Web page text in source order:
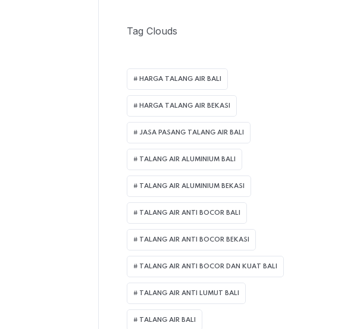
Tag Clouds
HARGA TALANG AIR BALI
HARGA TALANG AIR BEKASI
JASA PASANG TALANG AIR BALI
TALANG AIR ALUMINIUM BALI
TALANG AIR ALUMINIUM BEKASI
TALANG AIR ANTI BOCOR BALI
TALANG AIR ANTI BOCOR BEKASI
TALANG AIR ANTI BOCOR DAN KUAT BALI
TALANG AIR ANTI LUMUT BALI
TALANG AIR BALI